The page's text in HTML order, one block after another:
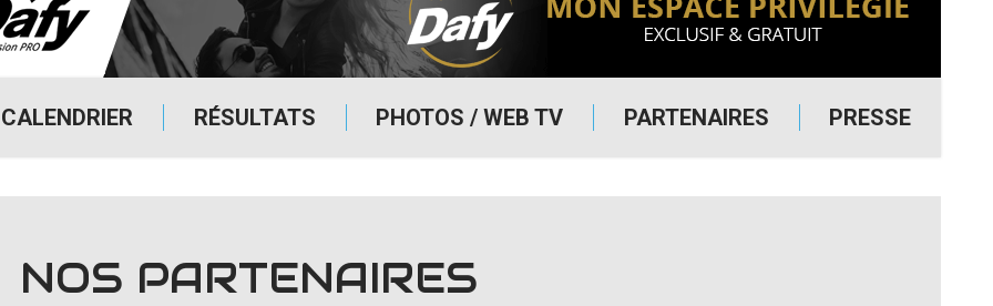
CALENDRIER RÉSULTATS PHOTOS / WEB TV PARTENAIRES PRESSE
NOS PARTENAIRES